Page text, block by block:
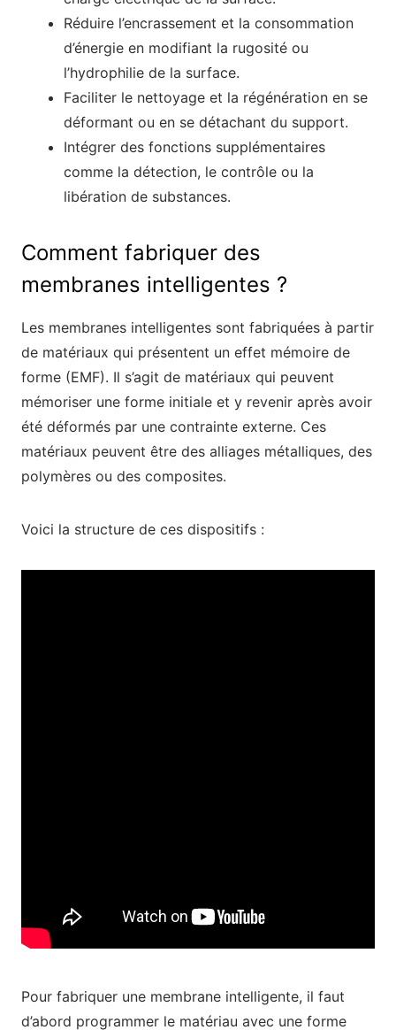
Réduire l’encrassement et la consommation
d’énergie en modifiant la rugosité ou
l’hydrophilie de la surface.
Faciliter le nettoyage et la régénération en se
déformant ou en se détachant du support.
Intégrer des fonctions supplémentaires
comme la détection, le contrôle ou la
libération de substances.
Comment fabriquer des
membranes intelligentes ?
Les membranes intelligentes sont fabriquées à partir
de matériaux qui présentent un effet mémoire de
forme (EMF). Il s’agit de matériaux qui peuvent
mémoriser une forme initiale et y revenir après avoir
été déformés par une contrainte externe. Ces
matériaux peuvent être des alliages métalliques, des
polymères ou des composites.
Voici la structure de ces dispositifs :
Pour fabriquer une membrane intelligente, il faut
d’abord programmer le matériau avec une forme